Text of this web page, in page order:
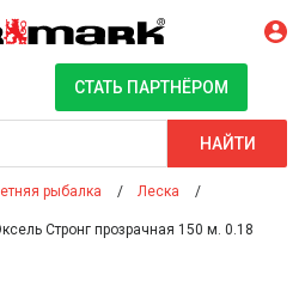
СТАТЬ ПАРТНЁРОМ
НАЙТИ
рыбалка
Леска
Стронг прозрачная 150 м. 0.18